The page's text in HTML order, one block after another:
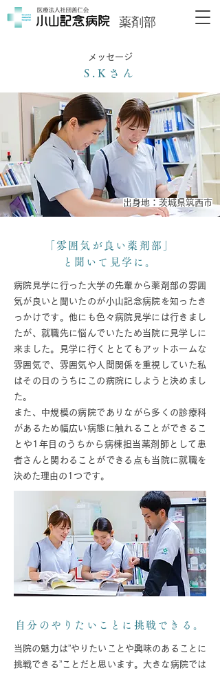
薬剤部
出身地：茨城県筑西市
メッセージ
S.Kさん
「雰囲気が良い薬剤部」
と聞いて見学に。
病院見学に行った大学の先輩から薬剤部の雰囲
気が良いと聞いたのが小山記念病院を知ったき
っかけです。他にも色々病院見学には行きまし
たが、就職先に悩んでいたため当院に見学しに
来ました。見学に行くととてもアットホームな
雰囲気で、雰囲気や人間関係を重視していた私
はその日のうちにこの病院にしようと決めまし
た。
また、中規模の病院でありながら多くの診療科
があるため幅広い病態に触れることができるこ
とや1年目のうちから病棟担当薬剤師として患
者さんと関わることができる点も当院に就職を
決めた理由の1つです。
自分のやりたいことに挑戦できる。
当院の魅力は”やりたいことや興味のあることに
挑戦できる”ことだと思います。大きな病院では